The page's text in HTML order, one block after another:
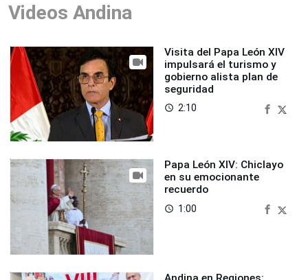
Videos Andina
Visita del Papa León XIV
impulsará el turismo y
gobierno alista plan de
seguridad
access_time 2:10
Papa León XIV: Chiclayo
en su emocionante
recuerdo
access_time 1:00